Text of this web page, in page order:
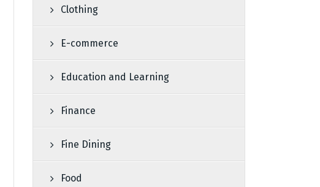
Clothing
E-commerce
Education and Learning
Finance
Fine Dining
Food